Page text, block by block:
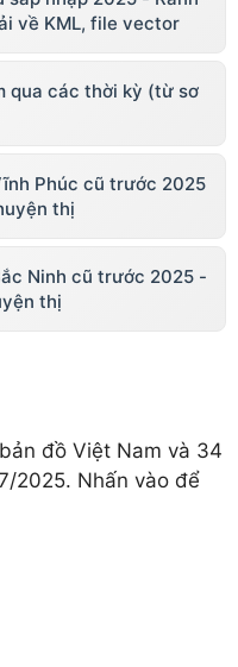
về KML, file vector
qua các thời kỳ (từ sơ
Phúc cũ trước 2025
thị
Ninh cũ trước 2025 -
thị
đồ Việt Nam và 34
2025. Nhấn vào để